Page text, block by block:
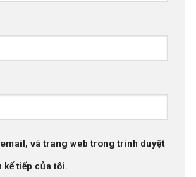
và trang web trong trình duyệt
kế tiếp của tôi.